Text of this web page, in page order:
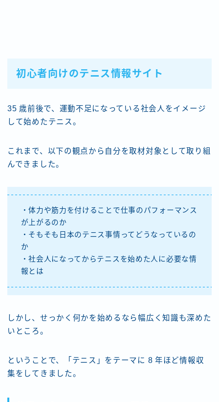
初心者向けのテニス情報サイト
35 歳前後で、運動不足になっている社会人をイメージ
して始めたテニス。
これまで、以下の観点から自分を取材対象として取り組
んできました。
・体力や筋力を付けることで仕事のパフォーマンス
が上がるのか
・そもそも日本のテニス事情ってどうなっているの
か
・社会人になってからテニスを始めた人に必要な情
報とは
しかし、せっかく何かを始めるなら幅広く知識も深めた
いところ。
ということで、「テニス」をテーマに 8 年ほど情報収
集をしてきました。